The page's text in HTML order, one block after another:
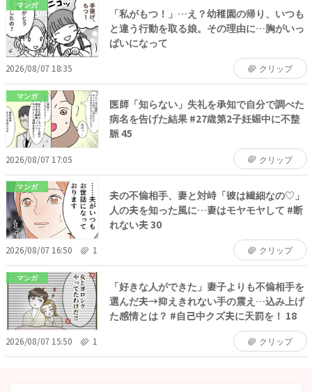
マンガ
「私がもつ！」…え？幼稚園の帰り、いつも
と違う行動を取る娘。その理由に…胸がいっ
ぱいになって
2026/08/07 18:35 クリップ
マンガ
医師「知らない」失礼を承知で自分で調べた
病名を告げた結果 #27歳第2子妊娠中に不整
脈 45
2026/08/07 17:05 クリップ
マンガ
夫の不倫相手、妻と対峙「彼は繊細なの♡」
人の夫を知った風に…妻はモヤモヤして #断
れない夫 30
2026/08/07 16:50 1 クリップ
マンガ
「好きな人ができた」妻子よりも不倫相手を
選んだ夫→抑えきれない手の震え…込み上げ
た感情とは？ #自己中クズ夫に天罰を！ 18
2026/08/07 15:50 1 クリップ